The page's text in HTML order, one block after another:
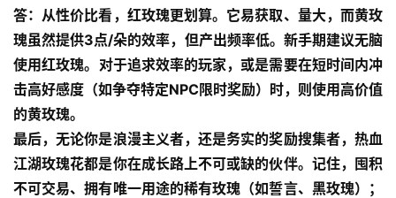
答：从性价比看， 红玫瑰更划算。它易获取、量大，而黄玫
瑰虽然提供3点/朵的效率，但产出频率低。新手期建议无脑
使用红玫瑰。对于追求效率的玩家，或是需要在短时间内冲
击高好感度（如争夺特定NPC限时奖励）时，则使用高价值
的黄玫瑰。
最后，无论你是浪漫主义者，还是务实的奖励搜集者， 热血
江湖玫瑰花都是你在成长路上不可或缺的伙伴。记住，囤积
不可交易、拥有唯一用途的稀有玫瑰（如誓言、黑玫瑰）；